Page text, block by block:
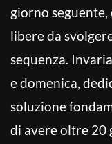
giorno seguente,
libere da
sequenza.
e domenica,
soluzione
di avere oltre 20